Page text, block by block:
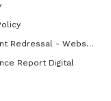
Redressal - Website
Report Digital